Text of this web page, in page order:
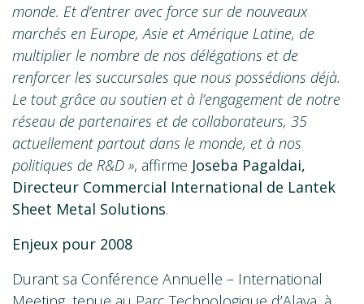
monde. Et d’entrer avec force sur de nouveaux
marchés en Europe, Asie et Amérique Latine, de
multiplier le nombre de nos délégations et de
renforcer les succursales que nous possédions déjà.
Le tout grâce au soutien et à l’engagement de notre
réseau de partenaires et de collaborateurs, 35
actuellement partout dans le monde, et à nos
politiques de R&D », affirme Joseba Pagaldai,
Directeur Commercial International de Lantek
Sheet Metal Solutions.
Enjeux pour 2008
Durant sa Conférence Annuelle – International